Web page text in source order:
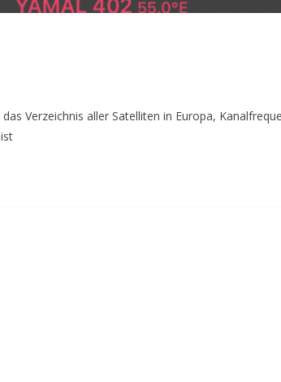
Verzeichnis aller Satelliten in Europa,